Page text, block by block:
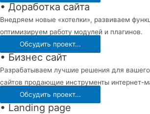
• Доработка сайта
Внедряем новые «хотелки», развиваем
оптимизируем работу модулей и плагинов.
Обсудить проект...
• Бизнес сайт
Разрабатываем лучшие решения для
сайтов продающие инструменты интернет-
Обсудить проект...
• Landing page